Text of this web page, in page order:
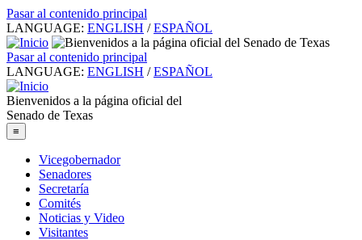
Pasar al contenido principal
LANGUAGE: ENGLISH / ESPAÑOL
Pasar al contenido principal
LANGUAGE: ENGLISH / ESPAÑOL
Bienvenidos a la página oficial del
Senado de Texas
≡
Vicegobernador
Senadores
Secretaría
Comités
Noticias y Video
Visitantes